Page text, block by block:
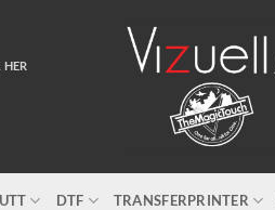
HER
DTF TRANSFERPRINTER